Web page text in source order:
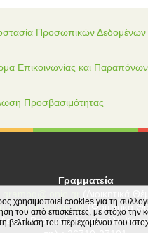
Προσωπικών Δεδομένων
Επικοινωνίας και Παραπόνων
Προσβασιμότητας
Γραμματεία
(Φοιτητικά
Βεργωτή, Αργοστόλι,
χρησιμοποιεί cookies για τη
του από επισκέπτες, με στόχο
βελτίωση του περιεχομένου του